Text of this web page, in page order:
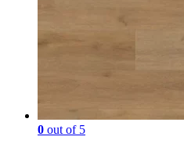
0 out of 5